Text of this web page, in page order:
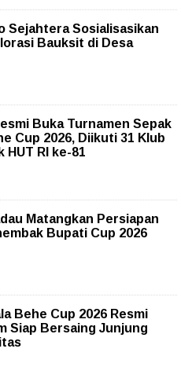
Sejahtera Sosialisasikan
Bauksit di Desa
Buka Turnamen Sepak
Cup 2026, Diikuti 31 Klub
HUT RI ke-81
Matangkan Persiapan
Bupati Cup 2026
Behe Cup 2026 Resmi
Siap Bersaing Junjung